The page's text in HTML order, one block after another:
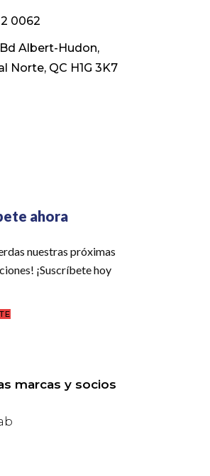
0062
Bd Albert-Hudon,
Norte, QC H1G 3K7
ahora
nuestras próximas
¡Suscríbete hoy
marcas y socios